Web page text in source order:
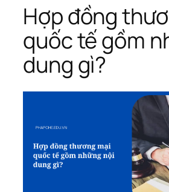
Hợp đồng
quốc tế gồm
dung gì?